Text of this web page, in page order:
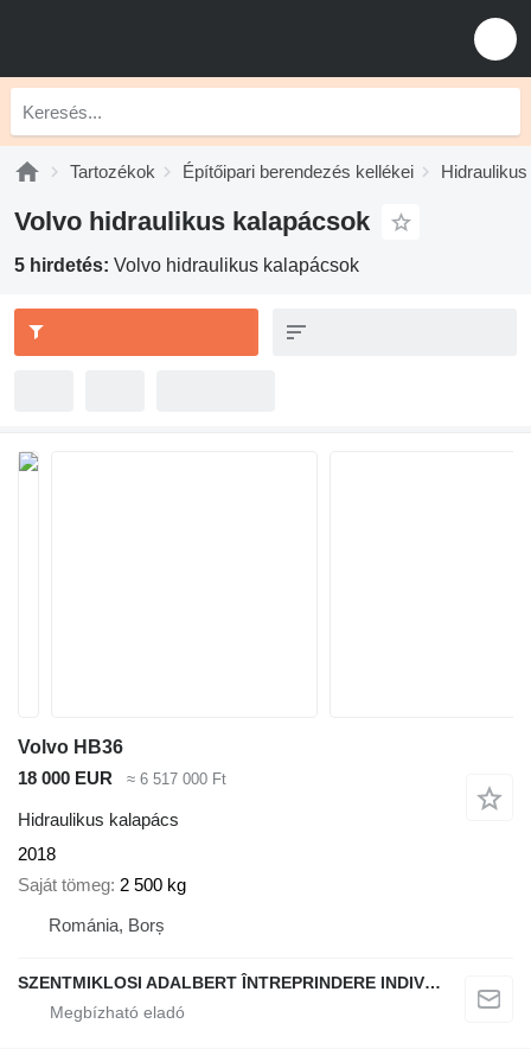
Tartozékok Építőipari berendezés kellékei
Volvo hidraulikus kalapácsok
5 hirdetés: Volvo hidraulikus kalapácsok
Volvo HB36
18 000 EUR
≈ 6 517 000 Ft
Hidraulikus kalapács
2018
Saját tömeg 2 500 kg
Románia, Borș
SZENTMIKLOSI ADALBERT ÎNTREPRINDERE INDIVIDUALĂ